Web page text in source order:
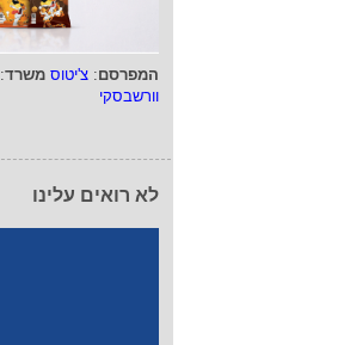
המפרסם: צ'יטוס משרד:
וורשבסקי
לא רואים עלינו